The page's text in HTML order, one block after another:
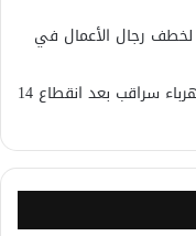
رجال الأعمال في
وزير الطاقة السوري: بدء تاهيل شبكة كهرباء سراقب بعد انقطاع 14